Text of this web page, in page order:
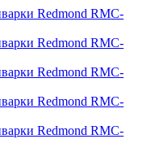
Redmond RMC-
Redmond RMC-
Redmond RMC-
Redmond RMC-
Redmond RMC-